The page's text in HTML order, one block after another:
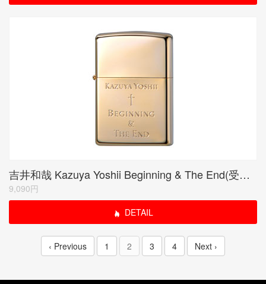
吉井和哉 Kazuya Yoshii Beginning & The End(受注限定生産品)
9,090円
DETAIL
‹ Previous 1 2 3 4 Next ›